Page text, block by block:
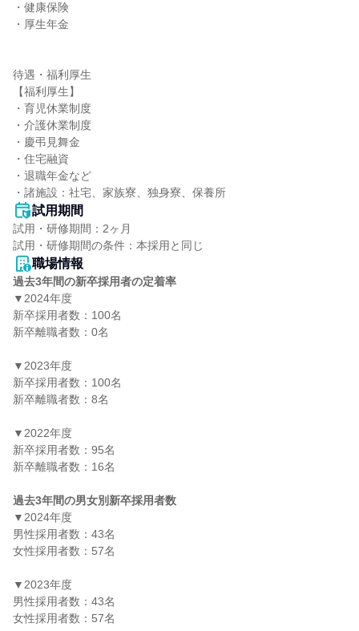
・健康保険
・厚生年金
待遇・福利厚生
【福利厚生】
・育児休業制度
・介護休業制度
・慶弔見舞金
・住宅融資
・退職年金など
・諸施設：社宅、家族寮、独身寮、保養所
試用期間
試用・研修期間：2ヶ月
職場情報
過去3年間の新卒採用者の定着率
▼2024年度
新卒採用者数：100名
新卒離職者数：0名
▼2023年度
新卒採用者数：100名
新卒離職者数：8名
▼2022年度
新卒採用者数：95名
新卒離職者数：16名
過去3年間の男女別新卒採用者数
▼2024年度
男性採用者数：43名
女性採用者数：57名
▼2023年度
男性採用者数：43名
女性採用者数：57名